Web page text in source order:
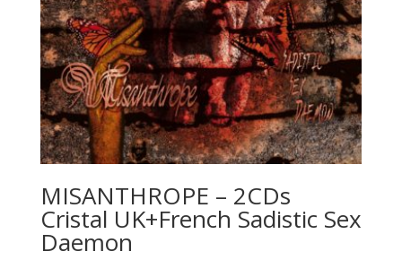
MISANTHROPE – 2CDs
Cristal UK+French Sadistic Sex
Daemon